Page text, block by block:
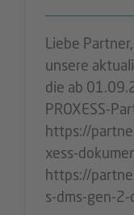
Liebe
unsere
die ab
PROXESS-
https://
xess-
https://
s-dms-gen-